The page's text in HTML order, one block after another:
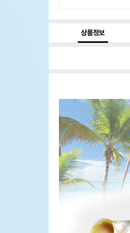
상품정보